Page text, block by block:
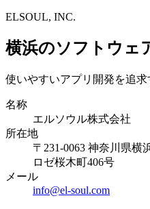
ELSOUL, INC.
横浜のソフトウェ
使いやすいアプリ開発を追求
名称
エルソウル株式会社
所在地
〒231-0063 神奈川県横
ロゼ桜木町406号
メール
info@el-soul.com